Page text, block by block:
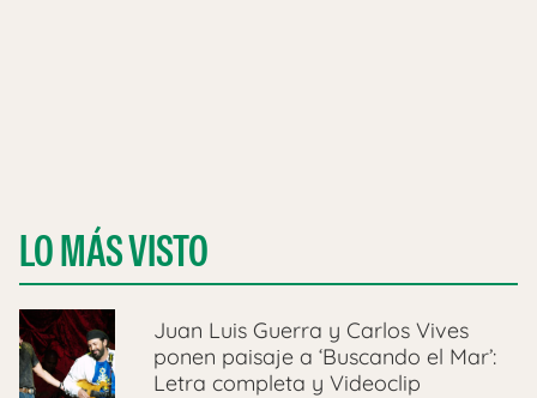
LO MÁS VISTO
Juan Luis Guerra y Carlos Vives
ponen paisaje a ‘Buscando el Mar’:
Letra completa y Videoclip